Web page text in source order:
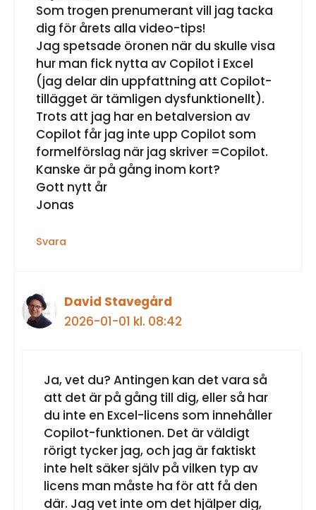
Som trogen prenumerant vill jag tacka
dig för årets alla video-tips!
Jag spetsade öronen när du skulle visa
hur man fick nytta av Copilot i Excel
(jag delar din uppfattning att Copilot-
tillägget är tämligen dysfunktionellt).
Trots att jag har en betalversion av
Copilot får jag inte upp Copilot som
formelförslag när jag skriver =Copilot.
Kanske är på gång inom kort?
Gott nytt år
Jonas
Svara
David Stavegård
2026-01-01 kl. 08:42
Ja, vet du? Antingen kan det vara så
att det är på gång till dig, eller så har
du inte en Excel-licens som innehåller
Copilot-funktionen. Det är väldigt
rörigt tycker jag, och jag är faktiskt
inte helt säker själv på vilken typ av
licens man måste ha för att få den
där. Jag vet inte om det hjälper dig,